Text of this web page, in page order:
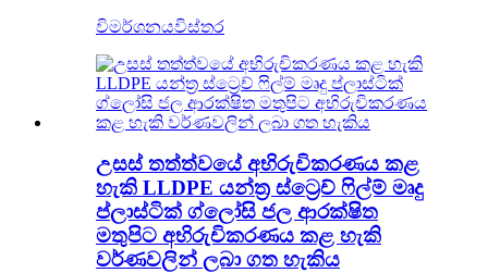
විමර්ශනයවිස්තර
උසස් තත්ත්වයේ අභිරුචිකරණය කළ
හැකි LLDPE යන්ත්‍ර ස්ට්‍රෙච් ෆිල්ම් මෘදු
ප්ලාස්ටික් ග්ලෝසි ජල ආරක්ෂිත
මතුපිට අභිරුචිකරණය කළ හැකි
වර්ණවලින් ලබා ගත හැකිය